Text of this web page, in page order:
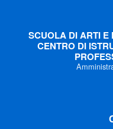
SCUOLA DI ARTI E
CENTRO DI